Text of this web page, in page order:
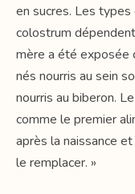
en sucres. Les types
colostrum
mère a été exposée
nés nourris au sein
nourris au biberon.
comme le premier
après la naissance
le remplacer. »